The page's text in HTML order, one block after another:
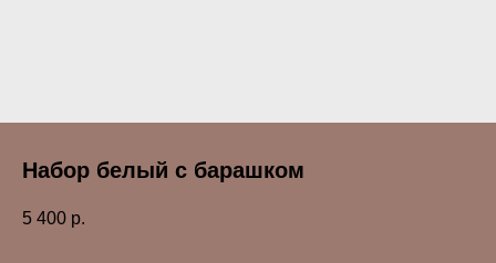
Набор белый с барашком
5 400 р.